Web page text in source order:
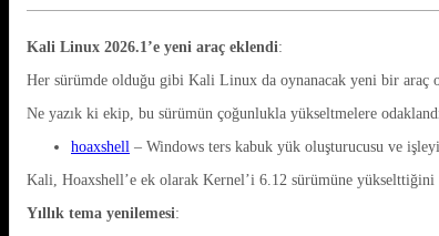
Kali Linux 2026.1’e yeni araç eklendi:
Her sürümde olduğu gibi Kali Linux da oynanacak yeni bir araç
Ne yazık ki ekip, bu sürümün çoğunlukla yükseltmelere
hoaxshell – Windows ters kabuk yük oluşturucusu ve
Kali, Hoaxshell’e ek olarak Kernel’i 6.12 sürümüne yükselttiğini
Yıllık tema yenilemesi: